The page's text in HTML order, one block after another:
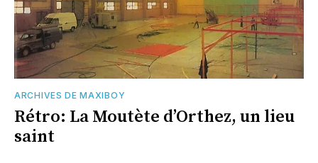
ARCHIVES DE MAXIBOY
Rétro: La Moutète d’Orthez, un lieu
saint